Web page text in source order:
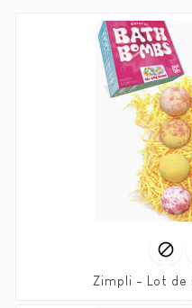

Zimpli - Lot de